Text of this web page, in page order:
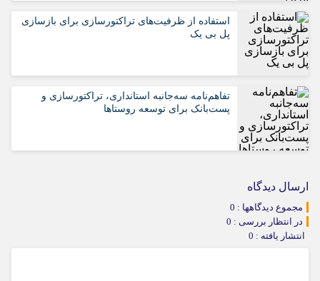
استفاده از ظرفیت‌های تراکتورسازی برای بازسازی
پل بی یک
تفاهم‌نامه سه‌جانبه استانداری، تراکتورسازی و
پست‌بانک برای توسعه روستاها
ارسال دیدگاه
مجموع دیدگاهها : 0
در انتظار بررسی : 0
انتشار یافته : 0